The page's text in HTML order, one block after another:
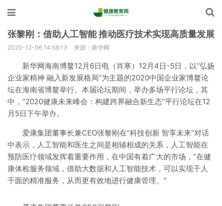
张黎刚：借助人工智能 推动医疗技术实现高质量发展
2020-12-06 14:58:13 来源：新华网
新华网海南博鳌12月6日电（肖寒）12月4日-5日，以“弘扬
企业家精神 融入新发展格局”为主题的2020中国企业家博鳌论
坛在海南省博鳌举行。本届论坛期间，举办多场平行论坛，其
中，“2020健康未来峰会：构建跨界融合新生态”平行论坛在12
月5日下午举办。
爱康集团董事长兼CEO张黎刚在“科技创新 智享未来”对话
中表示，人工智能和医生之间是相辅相成的关系，人工智能在
预防医疗领域发挥着重要作用，在中国有着广大的市场，“在健
康体检服务领域，借助大数据和人工智能技术，可以实现千人
千面的精准服务，从而更有效地进行健康管理。”